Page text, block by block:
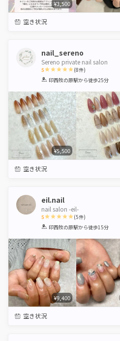
¥3,500
空き状況
nail_sereno
Sereno private nail salon
5
1 2 3 4 5
(8件)
印西牧の原駅から徒歩25分
¥5,500
空き状況
eil.nail
nail salon -eil-
5
1 2 3 4 5
(5件)
印西牧の原駅から徒歩15分
¥9,400
空き状況